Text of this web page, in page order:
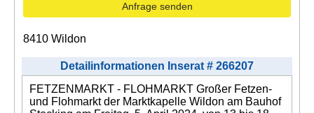
Anfrage senden
8410 Wildon
Detailinformationen Inserat # 266207
FETZENMARKT - FLOHMARKT Großer Fetzen-
und Flohmarkt der Marktkapelle Wildon am Bauhof